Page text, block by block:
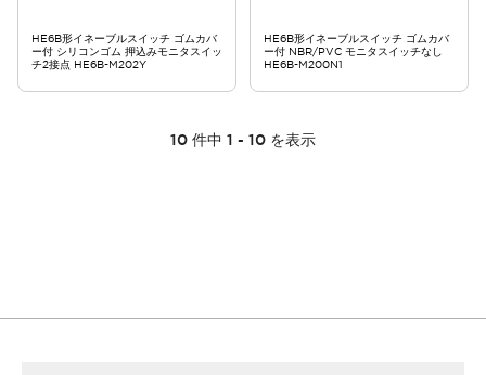
HE6B形イネーブルスイッチ ゴムカバ
ー付 シリコンゴム 押込みモニタスイッ
チ2接点 HE6B-M202Y
HE6B形イネーブルスイッチ ゴムカバ
ー付 NBR/PVC モニタスイッチなし
HE6B-M200N1
10 件中 1 - 10 を表示